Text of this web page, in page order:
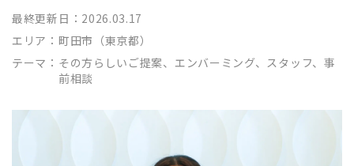
最終更新日：2026.03.17
エリア： 町田市（東京都）
テーマ： その方らしいご提案、エンバーミング、スタッフ、事
前相談